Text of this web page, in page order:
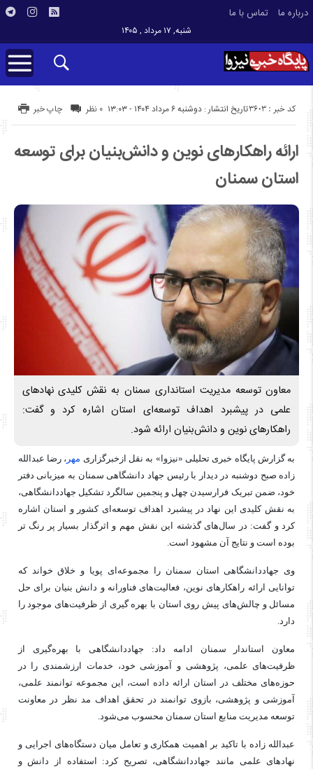
درباره ما تماس با ما
شنبه, ۱۷ مرداد , ۱۴۰۵
تاریخ انتشار : دوشنبه ۶ مرداد ۱۴۰۴ - ۱۳:۰۳ کد خبر : 3603 چاپ خبر ۰ نظر
ارائه راهکارهای نوین و دانش‌بنیان برای توسعه
استان سمنان
معاون توسعه مدیریت استانداری سمنان به نقش کلیدی نهادهای
علمی در پیشبرد اهداف توسعه‌ای استان اشاره کرد و گفت:
راهکارهای نوین و دانش‌بنیان ارائه شود.
به گزارش پایگاه خبری تحلیلی «نیزوا» به نقل ازخبرگزاری مهر ، رضا عبدالله
زاده صبح دوشنبه در دیدار با رئیس جهاد دانشگاهی سمنان به میزبانی دفتر
خود، ضمن تبریک فرارسیدن چهل و پنجمین سالگرد تشکیل جهاددانشگاهی،
به نقش کلیدی این نهاد در پیشبرد اهداف توسعه‌ای کشور و استان اشاره
کرد و گفت: در سال‌های گذشته این نقش مهم و اثرگذار بسیار پر رنگ تر
بوده است و نتایج آن مشهود است.
وی جهاددانشگاهیاستان سمنان را مجموعه‌ای پویا و خلاق خواند که
توانایی ارائه راهکارهای نوین، فعالیت‌های فناورانه و دانش بنیان برای حل
مسائل و چالش‌های پیش روی استان با بهرهگیری از ظرفیت‌های موجود را
دارد.
معاون استاندار سمنان ادامه داد: جهاددانشگاهیبا بهره‌گیری از
ظرفیت‌های علمی، پژوهشی و آموزشی خود، خدمات ارزشمندی را در
حوزه‌های مختلف در استان ارائه داده است، این مجموعه توانمند علمی،
آموزشی و پژوهشی، بازوی توانمند در تحقق اهداف مد نظر در معاونت
توسعه مدیریت منابع استان سمنان محسوب می‌شود.
عبدالله زاده با تاکید بر اهمیت همکاری و تعامل میان دستگاه‌های اجرایی و
نهادهای علمی مانند
جهاددانشگاهی، تصریح کرد: استفاده از دانش و